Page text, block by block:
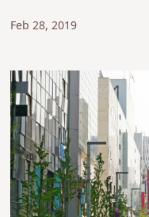
Feb 28, 2019